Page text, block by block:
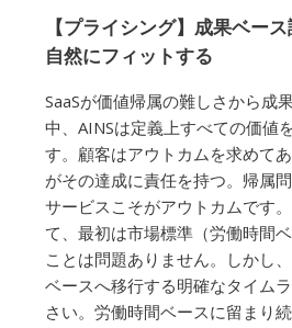
【プライシング】成果ベー
自然にフィットする
SaaSが価値帰属の難しさから成
中、AINSは定義上すべての価値
す。顧客はアウトカムを求めて
がその達成に責任を持つ。帰属
サービスこそがアウトカムです
て、最初は市場標準（労働時間
ことは問題ありません。しかし
ベースへ移行する明確なタイム
さい。労働時間ベースに留まり